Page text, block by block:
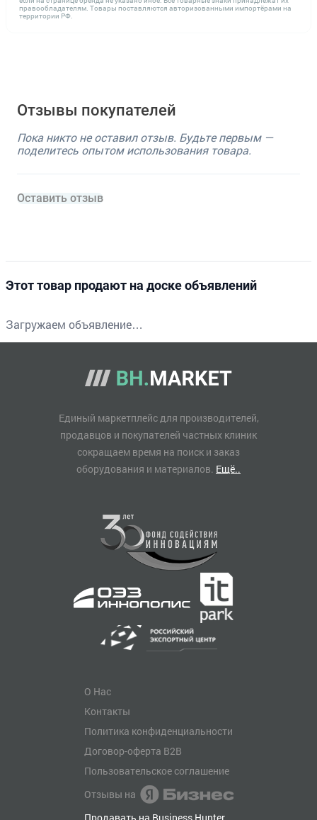
правообладателям. Товары поставляются авторизованными импортёрами на
территории РФ.
Отзывы покупателей
Пока никто не оставил отзыв. Будьте первым —
поделитесь опытом использования товара.
Оставить отзыв
Этот товар продают на доске объявлений
Загружаем объявление…
Единый маркетплейс для производителей,
продавцов и покупателей частных клиник
сокращаем время на поиск и заказ
оборудования и материалов. Ещё..
О Нас
Контакты
Политика конфиденциальности
Договор-оферта B2B
Пользовательское соглашение
Отзывы на